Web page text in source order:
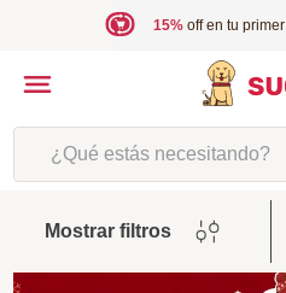
15%off en tu primer
¿Qué estás necesitando?
Mostrar filtros